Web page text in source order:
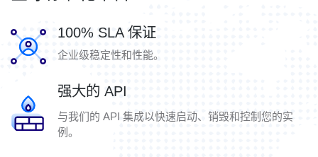
100% SLA 保证
企业级稳定性和性能。
强大的 API
与我们的 API 集成以快速启动、销毁和控制您的实
例。